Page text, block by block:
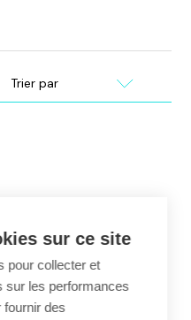
sur ce site
pour collecter et
sur les performances
fournir des